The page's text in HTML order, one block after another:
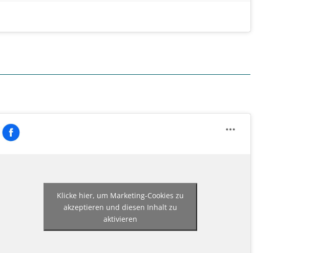
Klicke hier, um Marketing-Cookies zu
akzeptieren und diesen Inhalt zu
aktivieren